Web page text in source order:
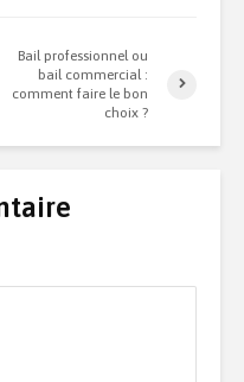
Bail professionnel ou
bail commercial :
comment faire le bon
choix ?